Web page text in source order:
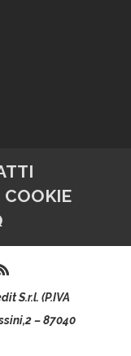
COOKIE
S.r.l. (P.IVA
– 87040